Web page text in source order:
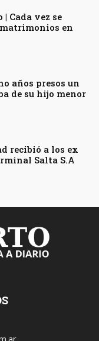
| Cada vez se
en
años presos un
de su hijo menor
recibió a los ex
Salta S.A